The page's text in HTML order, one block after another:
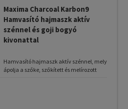
Maxima Charcoal Karbon9
Hamvasító hajmaszk aktív
szénnel és goji bogyó
kivonattal
Hamvasító hajmaszk aktív szénnel, mely
ápolja a szőke, szőkített és melírozott